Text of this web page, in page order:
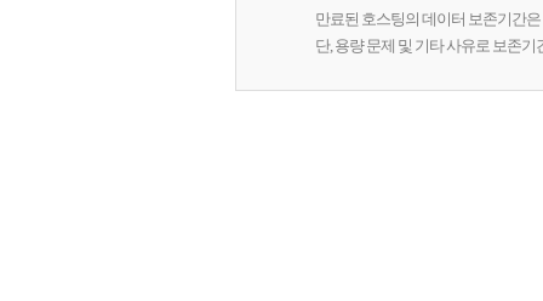
만료된 호스팅의 데이터 보존기간
단, 용량 문제 및 기타 사유로 보존